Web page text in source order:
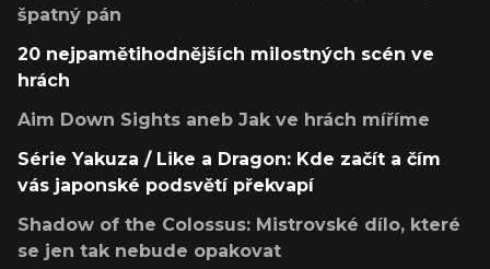
špatný pán
20 nejpamětihodnějších milostných scén ve
hrách
Aim Down Sights aneb Jak ve hrách míříme
Série Yakuza / Like a Dragon: Kde začít a čím
vás japonské podsvětí překvapí
Shadow of the Colossus: Mistrovské dílo, které
se jen tak nebude opakovat